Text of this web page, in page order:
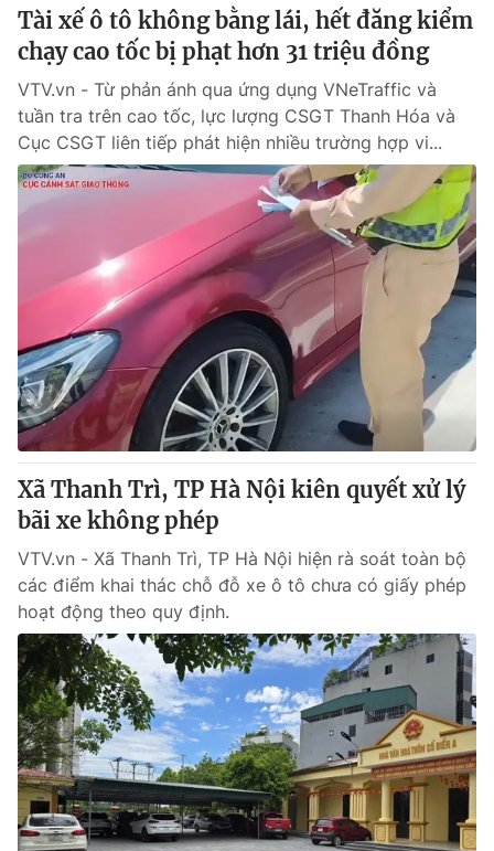
Tài xế ô tô không bằng lái, hết đăng kiểm
chạy cao tốc bị phạt hơn 31 triệu đồng
VTV.vn - Từ phản ánh qua ứng dụng VNeTraffic và
tuần tra trên cao tốc, lực lượng CSGT Thanh Hóa và
Cục CSGT liên tiếp phát hiện nhiều trường hợp vi...
Xã Thanh Trì, TP Hà Nội kiên quyết xử lý
bãi xe không phép
VTV.vn - Xã Thanh Trì, TP Hà Nội hiện rà soát toàn bộ
các điểm khai thác chỗ đỗ xe ô tô chưa có giấy phép
hoạt động theo quy định.